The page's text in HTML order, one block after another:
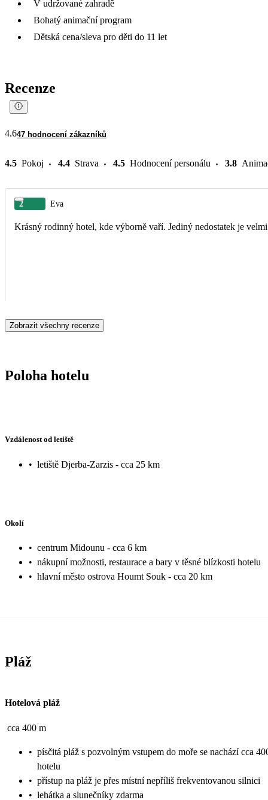
V udržované zahradě
Bohatý animační program
Dětská cena/sleva pro děti do 11 let
Recenze
4.647 hodnocení zákazníků
4.5 Pokoj 4.4 Strava 4.5 Hodnocení personálu 3.8
2 Eva
Krásný rodinný hotel, kde výborně vaří. Jediný nedostatek je
Zobrazit všechny recenze
Poloha hotelu
Vzdálenost od letiště
• letiště Djerba-Zarzis - cca 25 km
Okolí
• centrum Midounu - cca 6 km
• nákupní možnosti, restaurace a bary v těsné blízkosti hotelu
• hlavní město ostrova Houmt Souk - cca 20 km
Pláž
Hotelová pláž
cca 400 m
• písčitá pláž s pozvolným vstupem do moře se nachází cca
hotelu
• přístup na pláž je přes místní nepříliš frekventovanou silnici
• lehátka a slunečníky zdarma